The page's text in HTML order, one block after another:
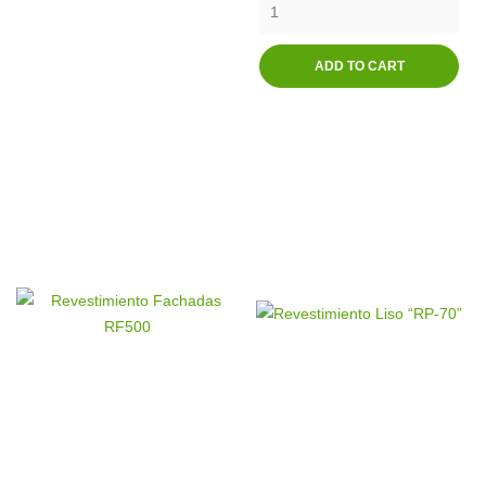
ADD TO CART